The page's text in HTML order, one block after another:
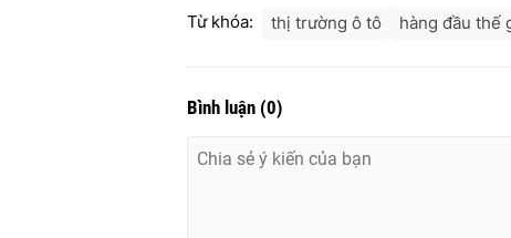
Từ khóa: thị trường ô tô hàng đầu thế
Bình luận (0)